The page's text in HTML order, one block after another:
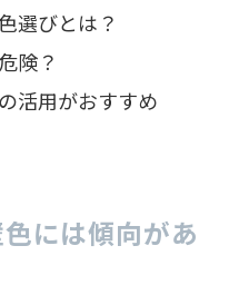
選びとは？
険？
活用がおすすめ
には傾向があ